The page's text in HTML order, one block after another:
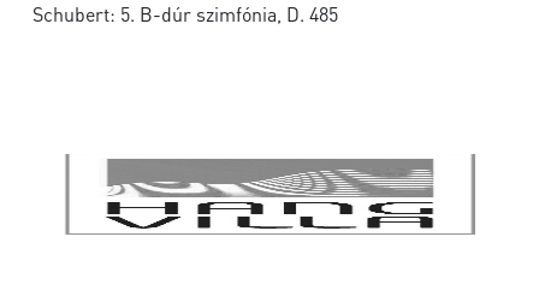
Schubert: 5. B-dúr szimfónia, D. 485